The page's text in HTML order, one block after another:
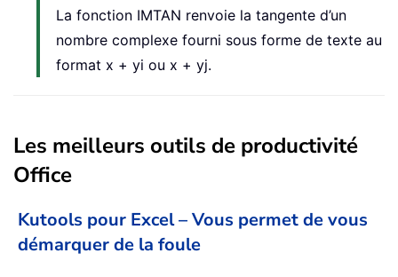
La fonction IMTAN renvoie la tangente d’un
nombre complexe fourni sous forme de texte au
format x + yi ou x + yj.
Les meilleurs outils de productivité
Office
Kutools pour Excel – Vous permet de vous
démarquer de la foule